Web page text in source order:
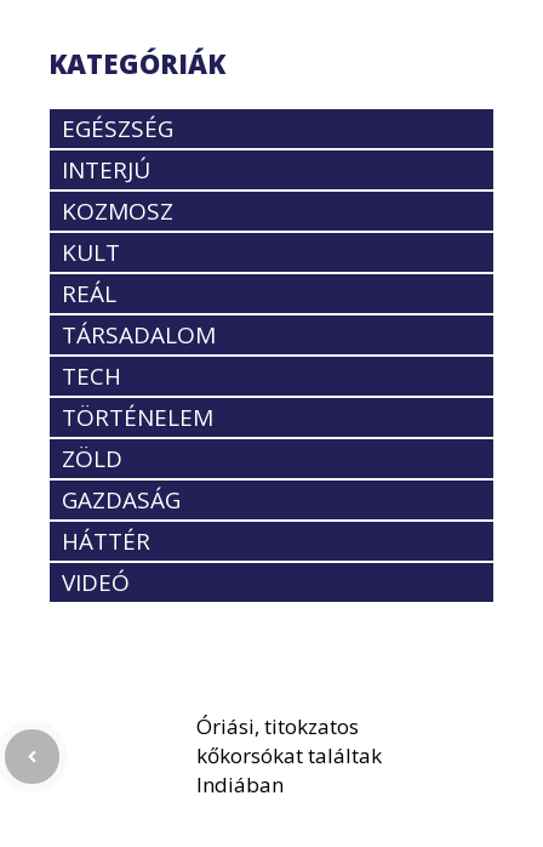
KATEGÓRIÁK
EGÉSZSÉG
INTERJÚ
KOZMOSZ
KULT
REÁL
TÁRSADALOM
TECH
TÖRTÉNELEM
ZÖLD
GAZDASÁG
HÁTTÉR
VIDEÓ
Óriási, titokzatos
kőkorsókat találtak
Indiában